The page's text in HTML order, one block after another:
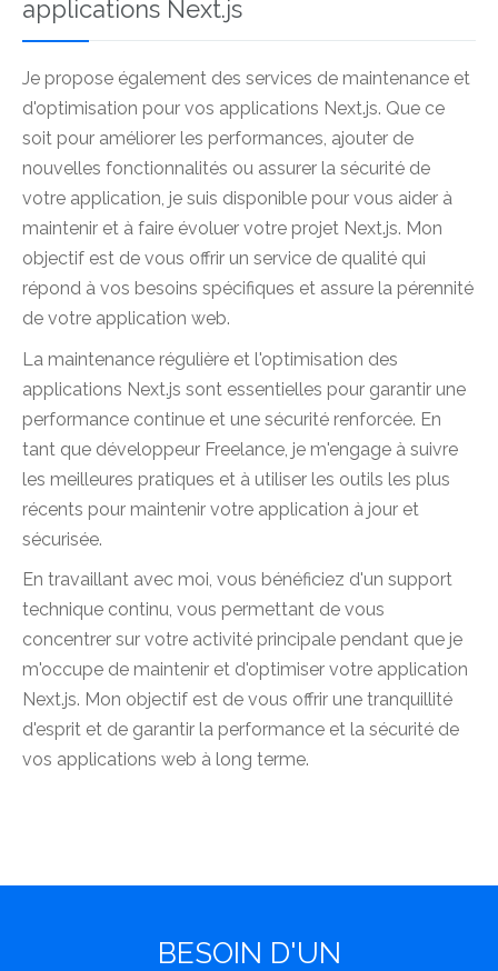
applications Next.js
Je propose également des services de maintenance et
d'optimisation pour vos applications Next.js. Que ce
soit pour améliorer les performances, ajouter de
nouvelles fonctionnalités ou assurer la sécurité de
votre application, je suis disponible pour vous aider à
maintenir et à faire évoluer votre projet Next.js. Mon
objectif est de vous offrir un service de qualité qui
répond à vos besoins spécifiques et assure la pérennité
de votre application web.
La maintenance régulière et l'optimisation des
applications Next.js sont essentielles pour garantir une
performance continue et une sécurité renforcée. En
tant que développeur Freelance, je m'engage à suivre
les meilleures pratiques et à utiliser les outils les plus
récents pour maintenir votre application à jour et
sécurisée.
En travaillant avec moi, vous bénéficiez d'un support
technique continu, vous permettant de vous
concentrer sur votre activité principale pendant que je
m'occupe de maintenir et d'optimiser votre application
Next.js. Mon objectif est de vous offrir une tranquillité
d'esprit et de garantir la performance et la sécurité de
vos applications web à long terme.
BESOIN D'UN